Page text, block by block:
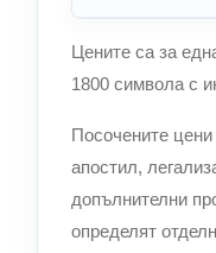
Цените са за
1800 символа с
Посочените
апостил,
допълнителни
определят